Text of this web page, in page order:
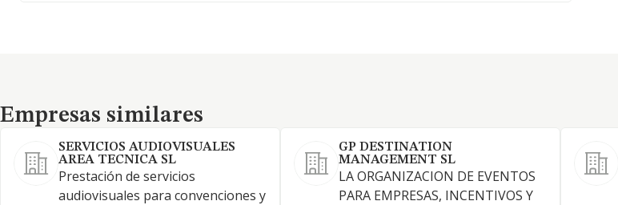
Empresas similares
Empresas similares
SERVICIOS AUDIOVISUALES
AREA TECNICA SL
Prestación de servicios
audiovisuales para convenciones y
GP DESTINATION
MANAGEMENT SL
LA ORGANIZACION DE EVENTOS
PARA EMPRESAS, INCENTIVOS Y